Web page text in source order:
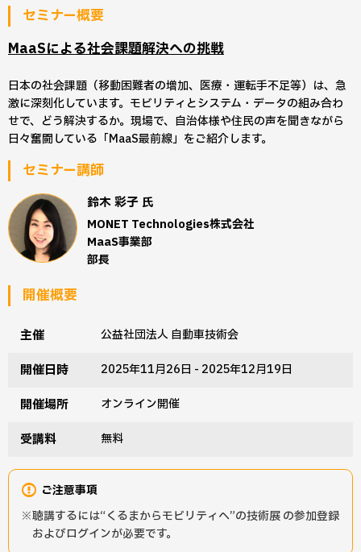
セミナー概要
MaaSによる社会課題解決への挑戦
日本の社会課題（移動困難者の増加、医療・運転手不足等）は、急
激に深刻化しています。モビリティとシステム・データの組み合わ
せで、どう解決するか。現場で、自治体様や住民の声を聞きながら
日々奮闘している「MaaS最前線」をご紹介します。
セミナー講師
鈴木 彩子 氏
MONET Technologies株式会社
MaaS事業部
部長
開催概要
主催 公益社団法人 自動車技術会
開催日時 2025年11月26日 - 2025年12月19日
開催場所 オンライン開催
受講料 無料
ご注意事項
聴講するには“くるまからモビリティへ”の技術展 の参加登録
およびログインが必要です。